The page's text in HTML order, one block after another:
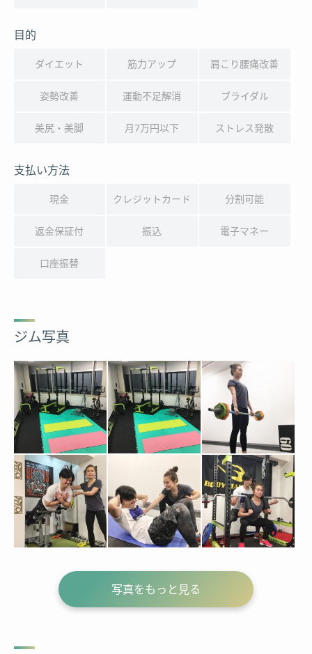
目的
ダイエット 筋力アップ 肩こり腰痛改善
姿勢改善 運動不足解消 ブライダル
美尻・美脚 月7万円以下 ストレス発散
支払い方法
現金 クレジットカード 分割可能
返金保証付 振込 電子マネー
口座振替
ジム写真
写真をもっと見る